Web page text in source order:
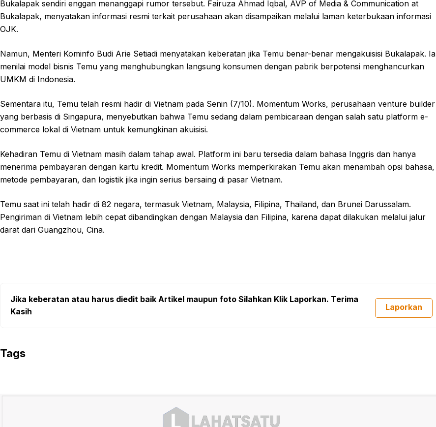
Bukalapak sendiri enggan menanggapi rumor tersebut. Fairuza Ahmad Iqbal, AVP of Media & Communication at
Bukalapak, menyatakan informasi resmi terkait perusahaan akan disampaikan melalui laman keterbukaan informasi
OJK.
Namun, Menteri Kominfo Budi Arie Setiadi menyatakan keberatan jika Temu benar-benar mengakuisisi Bukalapak. Ia
menilai model bisnis Temu yang menghubungkan langsung konsumen dengan pabrik berpotensi menghancurkan
UMKM di Indonesia.
Sementara itu, Temu telah resmi hadir di Vietnam pada Senin (7/10). Momentum Works, perusahaan venture builder
yang berbasis di Singapura, menyebutkan bahwa Temu sedang dalam pembicaraan dengan salah satu platform e-
commerce lokal di Vietnam untuk kemungkinan akuisisi.
Kehadiran Temu di Vietnam masih dalam tahap awal. Platform ini baru tersedia dalam bahasa Inggris dan hanya
menerima pembayaran dengan kartu kredit. Momentum Works memperkirakan Temu akan menambah opsi bahasa,
metode pembayaran, dan logistik jika ingin serius bersaing di pasar Vietnam.
Temu saat ini telah hadir di 82 negara, termasuk Vietnam, Malaysia, Filipina, Thailand, dan Brunei Darussalam.
Pengiriman di Vietnam lebih cepat dibandingkan dengan Malaysia dan Filipina, karena dapat dilakukan melalui jalur
darat dari Guangzhou, Cina.
Jika keberatan atau harus diedit baik Artikel maupun foto Silahkan Klik Laporkan. Terima
Kasih
Laporkan
Tags